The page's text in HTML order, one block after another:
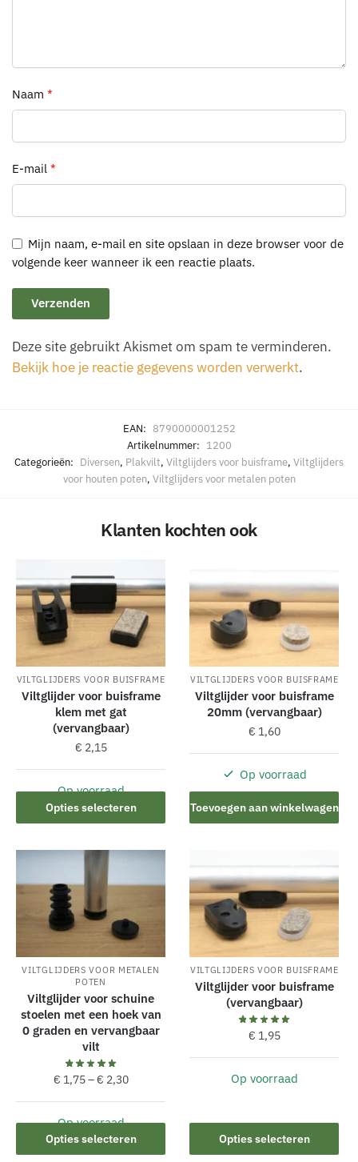
Naam *
E-mail *
Mijn naam, e-mail en site opslaan in deze browser voor de
volgende keer wanneer ik een reactie plaats.
Deze site gebruikt Akismet om spam te verminderen.
Bekijk hoe je reactie gegevens worden verwerkt.
EAN: 8790000001252
Artikelnummer: 1200
Categorieën: Diversen, Plakvilt, Viltglijders voor buisframe, Viltglijders
voor houten poten, Viltglijders voor metalen poten
Klanten kochten ook
VILTGLIJDERS VOOR BUISFRAME
Viltglijder voor buisframe
klem met gat
(vervangbaar)
€ 2,15
Op voorraad
Opties selecteren
Dit
product
meerdere
variaties.
Deze
optie
kan
gekozen
worden
op
de
productpagina
VILTGLIJDERS VOOR BUISFRAME
Viltglijder voor buisframe
20mm (vervangbaar)
€ 1,60
Op voorraad
Toevoegen aan winkelwagen
VILTGLIJDERS VOOR METALEN
POTEN
Viltglijder voor schuine
stoelen met een hoek van
0 graden en vervangbaar
vilt
€ 1,75–€ 2,30
Op voorraad
Opties selecteren
Dit
product
VILTGLIJDERS VOOR BUISFRAME
Viltglijder voor buisframe
(vervangbaar)
€ 1,95
Op voorraad
Opties selecteren
meerdere